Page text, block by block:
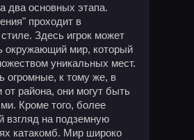
два основных этапа.
проходит в
Здесь игрок может
окружающий мир, который
уникальных мест.
огромные, к тому же, в
от района, они могут быть
Кроме того, более
взгляд на подземную
катакомб. Мир широко